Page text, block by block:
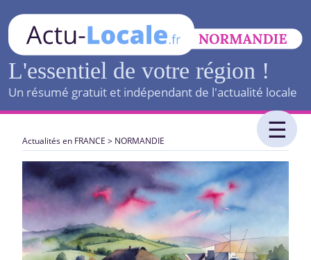
L'essentiel de votre région !
Un résumé gratuit et indépendant de l'actualité locale
Actualités en FRANCE > NORMANDIE